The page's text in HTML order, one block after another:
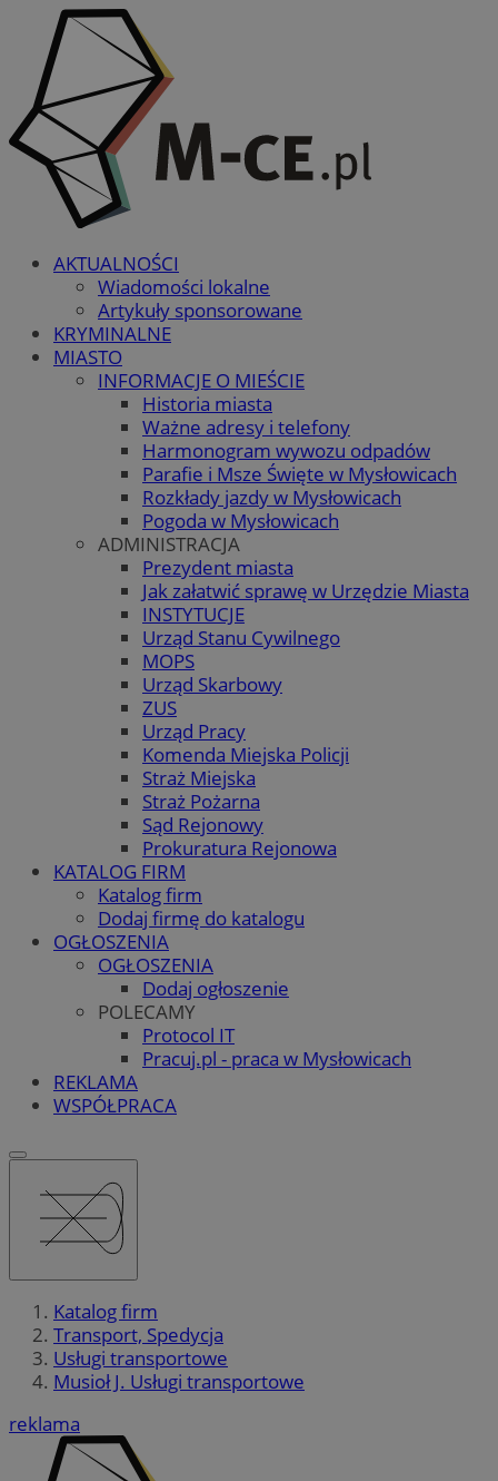
AKTUALNOŚCI
Wiadomości lokalne
Artykuły sponsorowane
KRYMINALNE
MIASTO
INFORMACJE O MIEŚCIE
Historia miasta
Ważne adresy i telefony
Harmonogram wywozu odpadów
Parafie i Msze Święte w Mysłowicach
Rozkłady jazdy w Mysłowicach
Pogoda w Mysłowicach
ADMINISTRACJA
Prezydent miasta
Jak załatwić sprawę w Urzędzie Miasta
INSTYTUCJE
Urząd Stanu Cywilnego
MOPS
Urząd Skarbowy
ZUS
Urząd Pracy
Komenda Miejska Policji
Straż Miejska
Straż Pożarna
Sąd Rejonowy
Prokuratura Rejonowa
KATALOG FIRM
Katalog firm
Dodaj firmę do katalogu
OGŁOSZENIA
OGŁOSZENIA
Dodaj ogłoszenie
POLECAMY
Protocol IT
Pracuj.pl - praca w Mysłowicach
REKLAMA
WSPÓŁPRACA
Katalog firm
Transport, Spedycja
Usługi transportowe
Musioł J. Usługi transportowe
reklama